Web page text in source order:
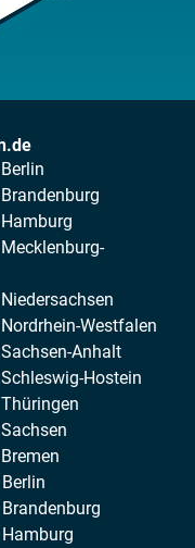
Westfalen
Anhalt
Hostein